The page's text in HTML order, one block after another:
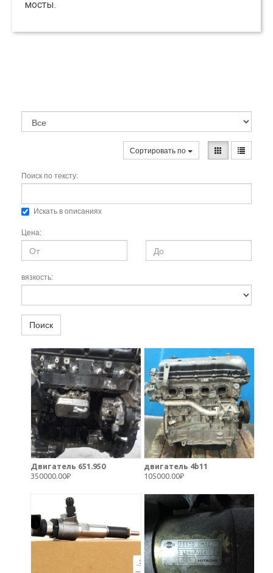
мосты.
Сортировать по
Поиск по тексту:
Искать в описаниях
Цена:
вязкость:
Поиск
Двигатель 651.950
350000.00₽
двигатель 4b11
105000.00₽